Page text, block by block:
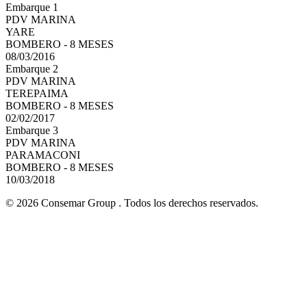
Embarque 1
PDV MARINA
YARE
BOMBERO - 8 MESES
08/03/2016
Embarque 2
PDV MARINA
TEREPAIMA
BOMBERO - 8 MESES
02/02/2017
Embarque 3
PDV MARINA
PARAMACONI
BOMBERO - 8 MESES
10/03/2018
© 2026 Consemar Group . Todos los derechos reservados.